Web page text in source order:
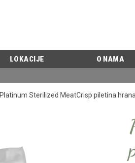
LOKACIJE O NAMA
Platinum Sterilized MeatCrisp piletina